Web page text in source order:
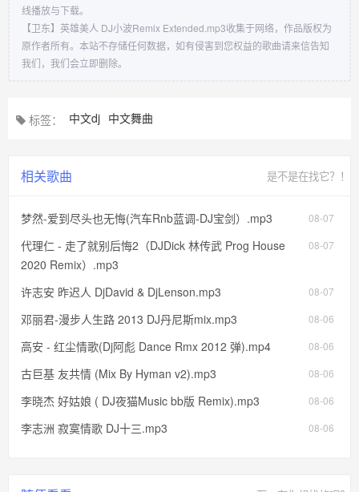
线播放与下载。
【卫东】英雄美人 DJ小波Remix Extended.mp3收集于网络，作品版权为
原作者所有。本站不存储任何数据，如有侵害到您权益的歌曲请来信告知
我们，我们会立即删除。
标签： 中文dj 中文舞曲
相关歌曲 是不是在找它？！
08-07
梦然-爱到尽头也无悔(汽车Rnb蓝调-DJ宝剑）.mp3
08-07
代理仁 - 走了就别后悔2（DJDick 林传武 Prog House
2020 Remix）.mp3
08-07
许志安 昨迟人 DjDavid & DjLenson.mp3
08-06
邓丽君-漫步人生路 2013 DJ丹尼斯mix.mp3
08-06
高安 - 红尘情歌(Dj阿彪 Dance Rmx 2012 弹).mp4
08-06
古巨基 友共情 (Mix By Hyman v2).mp3
08-06
李晓杰 好姑娘 ( DJ夜猫Music bb版 Remix).mp3
08-06
李志洲 寂寞情歌 DJ十三.mp3